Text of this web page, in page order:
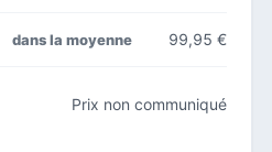
dans la moyenne 99,95 €
Prix non communiqué